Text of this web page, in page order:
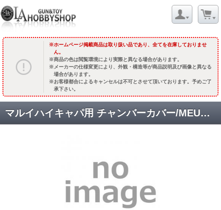
ホームページ掲載商品は取り扱い品であり、全てを在庫しておりませ
ん。
商品の色は閲覧環境により実際と異なる場合があります。
メーカーの仕様変更により、外観・構造等が商品説明及び画像と異なる
場合があります。
お客様都合によるキャンセルは不可とさせて頂いております。予めご了
承下さい。
マルイハイキャパ用 チャンバーカバー/MEUSOC kimber刻印/SV [取寄]